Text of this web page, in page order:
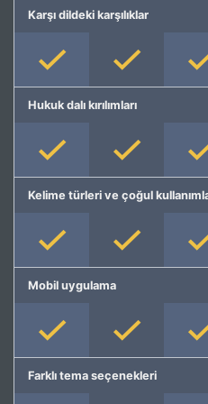
Karşı dildeki karşılıklar
Hukuk dalı kırılımları
Kelime türleri ve çoğul
Mobil uygulama
Farklı tema seçenekleri